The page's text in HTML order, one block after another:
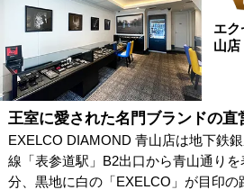
エク
山店
王室に愛された名門ブランドの直
EXELCO DIAMOND 青山店は地下鉄
線「表参道駅」B2出口から青山通り
分、黒地に白の「EXELCO」が目印